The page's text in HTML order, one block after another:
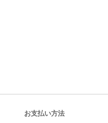
お支払い方法